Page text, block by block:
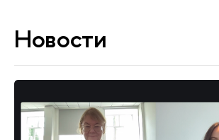
Новости